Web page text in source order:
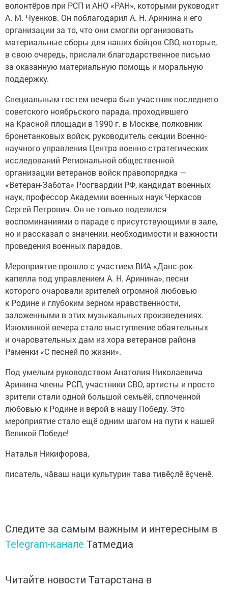
волонтёров при РСП и АНО «РАН», которыми руководит
А. М. Чуенков. Он поблагодарил А. Н. Аринина и его
организации за то, что они смогли организовать
материальные сборы для наших бойцов СВО, которые,
в свою очередь, прислали благодарственное письмо
за оказанную материальную помощь и моральную
поддержку.
Специальным гостем вечера был участник последнего
советского ноябрьского парада, проходившего
на Красной площади в 1990 г. в Москве, полковник
бронетанковых войск, руководитель секции Военно-
научного управления Центра военно-стратегических
исследований Региональной общественной
организации ветеранов войск правопорядка —
«Ветеран-Забота» Росгвардии РФ, кандидат военных
наук, профессор Академии военных наук Черкасов
Сергей Петрович. Он не только поделился
воспоминаниями о параде с присутствующими в зале,
но и рассказал о значении, необходимости и важности
проведения военных парадов.
Мероприятие прошло с участием ВИА «Данс-рок-
капелла под управлением А. Н. Аринина», песни
которого очаровали зрителей огромной любовью
к Родине и глубоким зерном нравственности,
заложенными в этих музыкальных произведениях.
Изюминкой вечера стало выступление обаятельных
и очаровательных дам из хора ветеранов района
Раменки «С песней по жизни».
Под умелым руководством Анатолия Николаевича
Аринина члены РСП, участники СВО, артисты и просто
зрители стали одной большой семьёй, сплоченной
любовью к Родине и верой в нашу Победу. Это
мероприятие стало ещё одним шагом на пути к нашей
Великой Победе!
Наталья Никифорова,
писатель, чăваш наци культурин тава тивӗçлӗ ӗçченӗ.
Следите за самым важным и интересным в
Telegram-канале Татмедиа
Читайте новости Татарстана в